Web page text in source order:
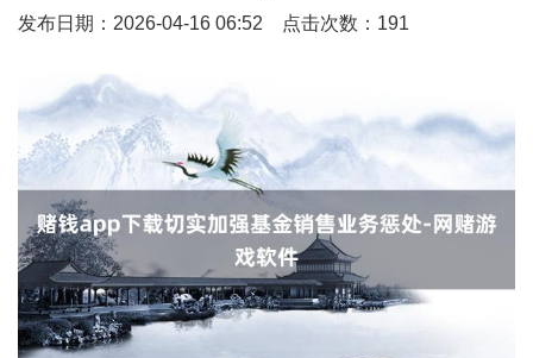
发布日期：2026-04-16 06:52 点击次数：191